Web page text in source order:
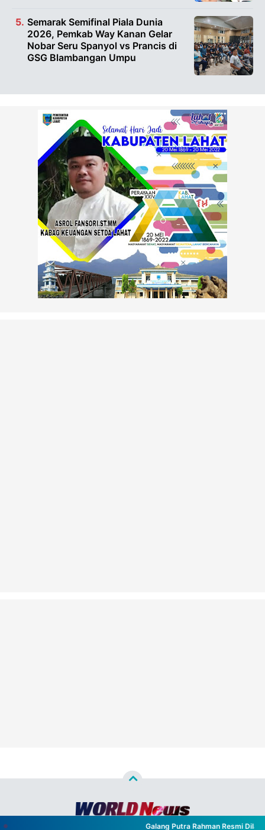
Semarak Semifinal Piala Dunia
2026, Pemkab Way Kanan Gelar
Nobar Seru Spanyol vs Prancis di
GSG Blambangan Umpu
Galang Putra Rahman Resmi